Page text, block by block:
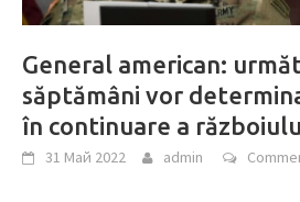
General american:
săptămâni vor
în continuare a
31 Май 2022 admin